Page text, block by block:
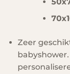
Zeer